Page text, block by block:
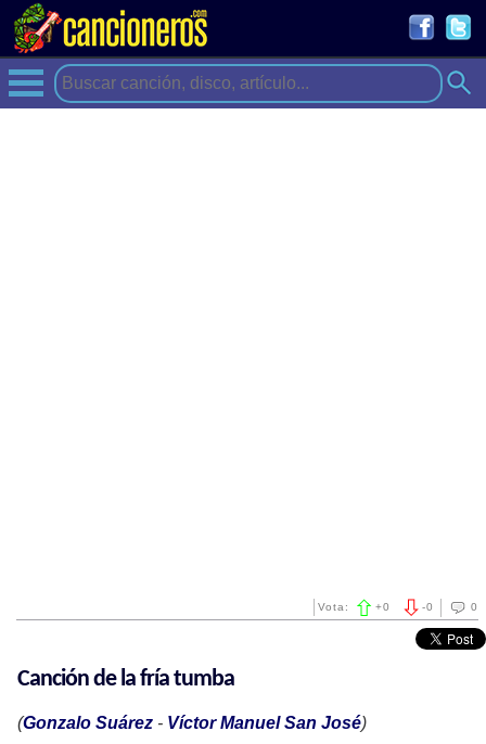
0
-0
Vota: +0
Canción de la fría tumba
(Gonzalo Suárez - Víctor Manuel San José)